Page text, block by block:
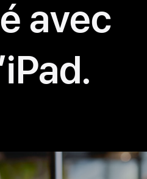
avec